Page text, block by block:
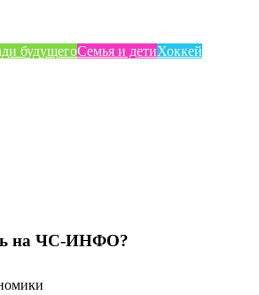
будущегоСемья и детиХоккей
на ЧС-ИНФО?